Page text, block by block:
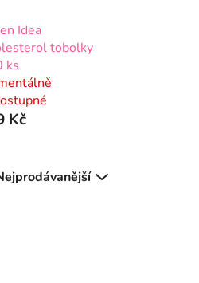
Idea
tobolky
ks
Kč